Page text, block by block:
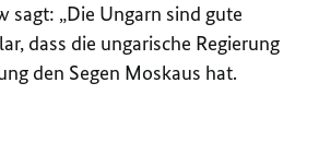
sagt: „Die Ungarn sind gute
dass die ungarische Regierung
den Segen Moskaus hat.